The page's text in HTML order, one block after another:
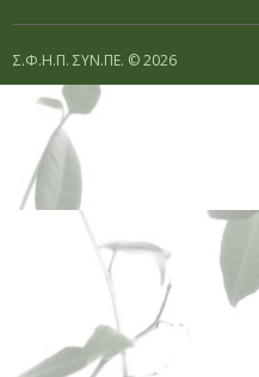
Σ.Φ.Η.Π. ΣΥΝ.ΠΕ. © 2026